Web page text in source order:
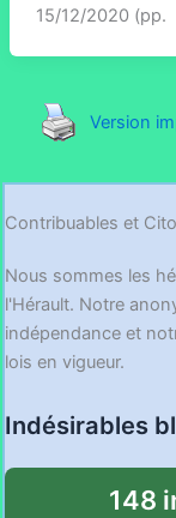
15/12/2020 (pp.
Version
Contribuables et
Nous sommes les
l'Hérault. Notre
indépendance et
lois en vigueur.
Indésirables
148